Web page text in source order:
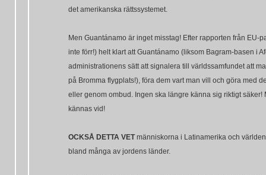
det amerikanska rättssystemet.
Men Guantánamo är inget misstag! Efter rapporten från EU-
inte förr!) helt klart att Guantánamo (liksom Bagram-basen i
administrationens sätt att signalera till världssamfundet att
på Bromma flygplats!), föra dem vart man vill och göra med
eller genom ombud. Ingen ska längre känna sig riktigt
kännas vid!
OCKSÅ DETTA VETmänniskorna i Latinamerika och
bland många av jordens länder.